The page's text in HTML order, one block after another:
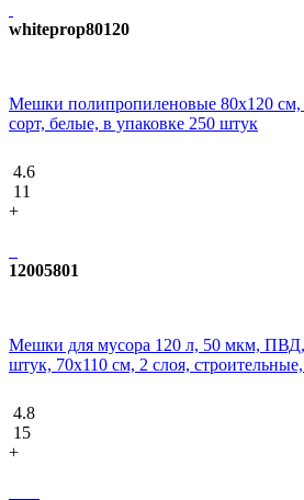
whiteprop80120
Мешки полипропиленовые 80х120 см,
сорт, белые, в упаковке 250 штук
4.6
11
+
12005801
Мешки для мусора 120 л, 50 мкм, ПВД,
штук, 70x110 см, 2 слоя,
4.8
15
+